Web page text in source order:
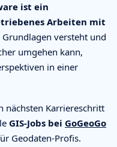
ist ein
Arbeiten mit
versteht und
umgehen kann,
in einer
nächsten Karriereschritt
GIS-Jobs bei GoGeoGo
Geodaten-Profis.